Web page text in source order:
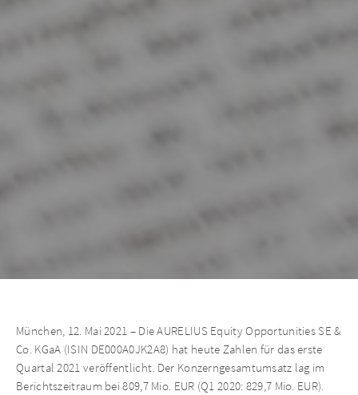
München, 12. Mai 2021 – Die AURELIUS Equity Opportunities SE &
Co. KGaA (ISIN DE000A0JK2A8) hat heute Zahlen für das erste
Quartal 2021 veröffentlicht. Der Konzerngesamtumsatz lag im
Berichtszeitraum bei 809,7 Mio. EUR (Q1 2020: 829,7 Mio. EUR).